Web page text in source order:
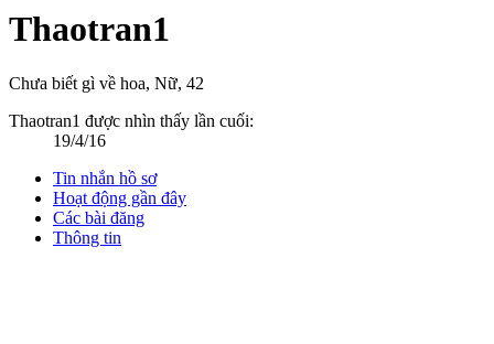
Thaotran1
Chưa biết gì về hoa, Nữ, 42
Thaotran1 được nhìn thấy lần cuối:
19/4/16
Tin nhắn hồ sơ
Hoạt động gần đây
Các bài đăng
Thông tin